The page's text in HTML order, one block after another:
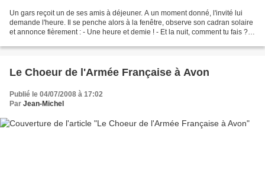
Un gars reçoit un de ses amis à déjeuner. A un moment donné, l'invité lui
demande l'heure. Il se penche alors à la fenêtre, observe son cadran solaire
et annonce fièrement : - Une heure et demie ! - Et la nuit, comment tu fais ? -
Le Choeur de l'Armée Française à Avon
Publié le 04/07/2008 à 17:02
Par Jean-Michel